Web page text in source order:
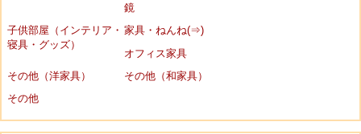
鏡
子供部屋（インテリア・
寝具・グッズ）
家具・ねんね(⇒)
オフィス家具
その他（洋家具）
その他（和家具）
その他